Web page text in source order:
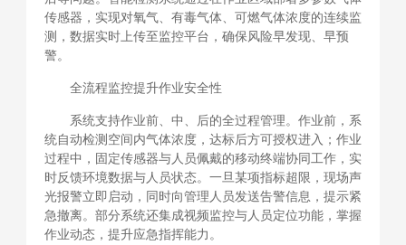
传感器，实现对氧气、有毒气体、可燃气体浓度的连续监
测，数据实时上传至监控平台，确保风险早发现、早预
警。
全流程监控提升作业安全性
系统支持作业前、中、后的全过程管理。作业前，系
统自动检测空间内气体浓度，达标后方可授权进入；作业
过程中，固定传感器与人员佩戴的移动终端协同工作，实
时反馈环境数据与人员状态。一旦某项指标超限，现场声
光报警立即启动，同时向管理人员发送告警信息，提示紧
急撤离。部分系统还集成视频监控与人员定位功能，掌握
作业动态，提升应急指挥能力。